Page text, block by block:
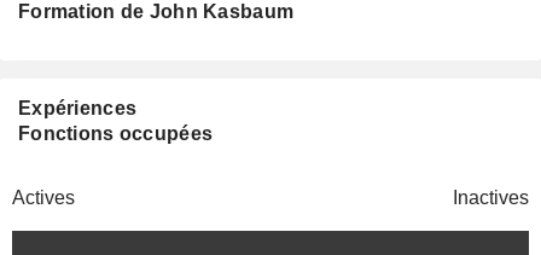
Formation de John Kasbaum
Expériences
Fonctions occupées
Actives Inactives